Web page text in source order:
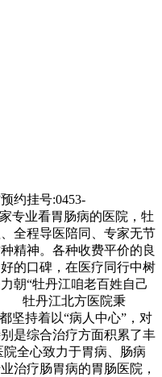
约挂号:0453-
专业看胃肠病的医院，牡
全程导医陪同、专家无节
精神。各种收费平价的良
的口碑，在医疗同行中树
朝“牡丹江咱老百姓自己
牡丹江北方医院秉
坚持着以“病人中心”，对
是综合治疗方面积累了丰
全心致力于胃病、肠病
治疗肠胃病的胃肠医院，